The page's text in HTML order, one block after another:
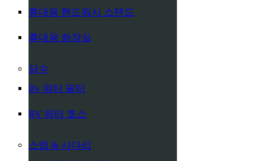
휴대용 핸드워시 스탠드
휴대용 화장실
담수
Rv 워터 필터
RV 워터 호스
스텝 & 사다리